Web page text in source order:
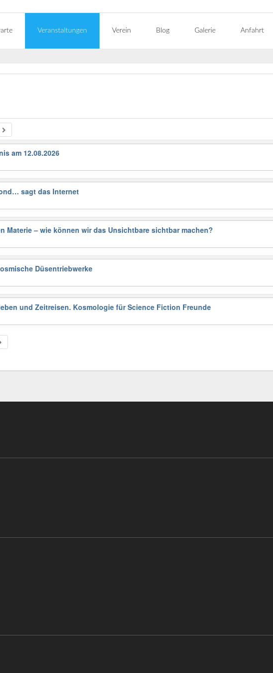
Veranstaltungen Verein Blog Galerie Anfahrt
am 12.08.2026
sagt das Internet
Materie – wie können wir das Unsichtbare sichtbar machen?
Düsentriebwerke
und Zeitreisen. Kosmologie für Science Fiction Freunde